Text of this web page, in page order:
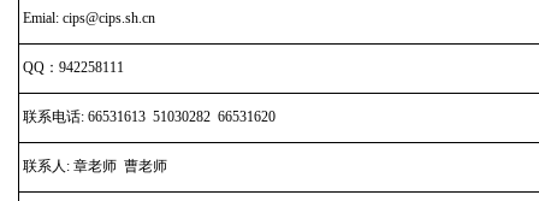
Emial: cips@cips.sh.cn
QQ：942258111
联系电话: 66531613 51030282 66531620
联系人: 章老师 曹老师